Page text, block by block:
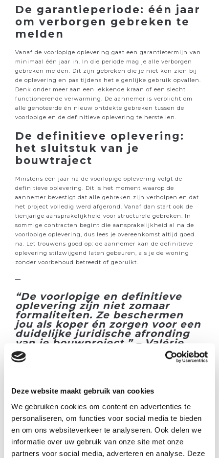
Deze website maakt gebruik van cookies
We gebruiken cookies om content en advertenties te
personaliseren, om functies voor social media te bieden
en om ons websiteverkeer te analyseren. Ook delen we
informatie over uw gebruik van onze site met onze
partners voor social media, adverteren en analyse. Deze
De garantieperiode: één jaar
om verborgen gebreken te
melden
Vanaf de voorlopige oplevering gaat een garantietermijn van
minimaal één jaar in. In die periode mag je alle verborgen
gebreken melden. Dit zijn gebreken die je niet kon zien bij
de oplevering en pas tijdens het eigenlijke gebruik opvallen.
Denk onder meer aan een lekkende kraan of een slecht
functionerende verwarming. De aannemer is verplicht om
alle genoteerde én nieuw ontdekte gebreken tussen de
voorlopige en de definitieve oplevering te herstellen.
De definitieve oplevering:
het sluitstuk van je
bouwtraject
Minstens één jaar na de voorlopige oplevering volgt de
definitieve oplevering. Dit is het moment waarop de
aannemer bevestigt dat alle gebreken zijn verholpen en dat
het project volledig werd afgerond. Vanaf dan start ook de
tienjarige aansprakelijkheid voor structurele gebreken. In
sommige contracten begint die aansprakelijkheid al na de
voorlopige oplevering, dus lees je overeenkomst altijd goed
na. Let trouwens goed op: de aannemer kan de definitieve
oplevering stilzwijgend laten gebeuren, als je de woning
zonder voorbehoud betreedt of gebruikt.
—
“De voorlopige en definitieve
oplevering zijn niet zomaar
formaliteiten. Ze beschermen
jou als koper én zorgen voor een
duidelijke juridische afronding
van je bouwproject.” – Valérie
Neutjens, zaakvoerder bij C&M
Vastgoed
Voorbereid naar je
oplevering, met C&M
Vastgoed
Een goede voorbereiding maakt het verschil. Zorg dat je goed
weet waarop te letten, noteer elk zichtbaar gebrek en vraag